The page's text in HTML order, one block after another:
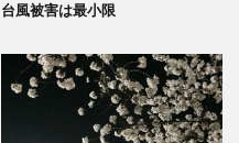
台風被害は最小限